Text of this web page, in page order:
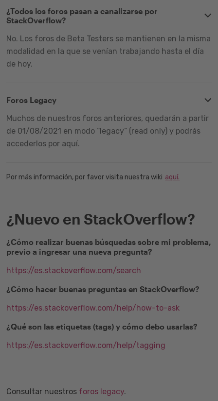
¿Todos los foros pasan a canalizarse por
StackOverflow?
No. Los foros de Beta Testers se mantienen en la misma
modalidad en la que se venían trabajando hasta el día
de hoy.
Foros Legacy
Muchos de nuestros foros anteriores, quedarán a partir
de 01/08/2021 en modo “legacy” (read only) y podrás
accederlos por aquí.
Por más información, por favor visita nuestra wiki aquí.
¿Nuevo en StackOverflow?
¿Cómo realizar buenas búsquedas sobre mi problema,
previo a ingresar una nueva pregunta?
https://es.stackoverflow.com/search
¿Cómo hacer buenas preguntas en StackOverflow?
https://es.stackoverflow.com/help/how-to-ask
¿Qué son las etiquetas (tags) y cómo debo usarlas?
https://es.stackoverflow.com/help/tagging
Consultar nuestros foros legacy.